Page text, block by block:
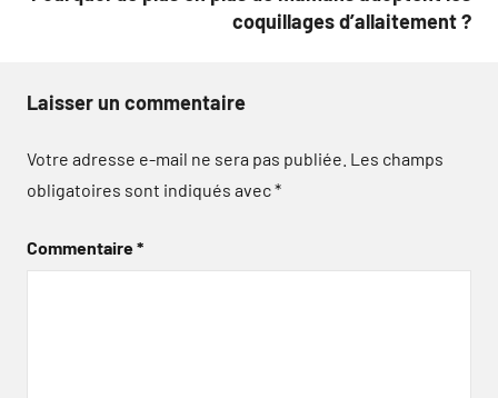
coquillages d’allaitement ?
Laisser un commentaire
Votre adresse e-mail ne sera pas publiée. Les champs
obligatoires sont indiqués avec*
Commentaire*